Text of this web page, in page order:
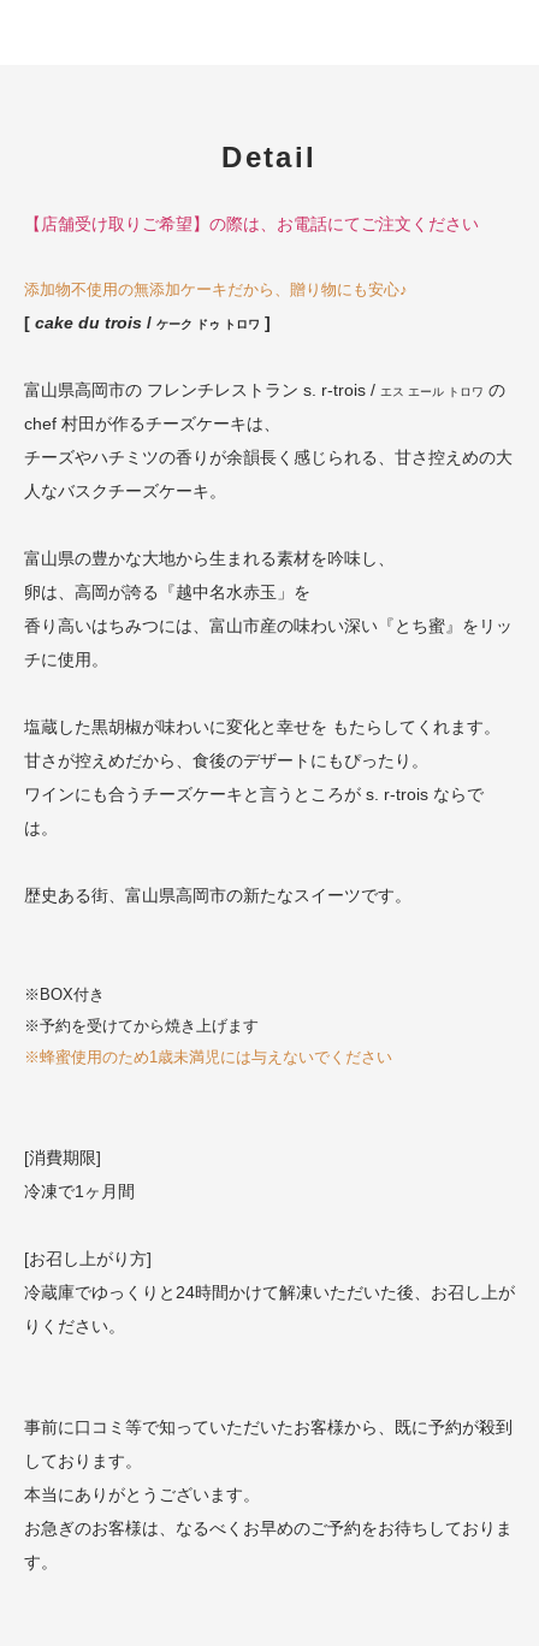
Detail
【店舗受け取りご希望】の際は、お電話にてご注文ください
添加物不使用の無添加ケーキだから、贈り物にも安心♪
[ cake du trois / ケーク ドゥ トロワ ]
富山県高岡市の フレンチレストラン s. r-trois / エス エール トロワ の
chef 村田が作るチーズケーキは、
チーズやハチミツの香りが余韻長く感じられる、甘さ控えめの大
人なバスクチーズケーキ。
富山県の豊かな大地から生まれる素材を吟味し、
卵は、高岡が誇る『越中名水赤玉」を
香り高いはちみつには、富山市産の味わい深い『とち蜜』をリッ
チに使用。
塩蔵した黒胡椒が味わいに変化と幸せを もたらしてくれます。
甘さが控えめだから、食後のデザートにもぴったり。
ワインにも合うチーズケーキと言うところが s. r-trois ならで
は。
歴史ある街、富山県高岡市の新たなスイーツです。
※BOX付き
※予約を受けてから焼き上げます
※蜂蜜使用のため1歳未満児には与えないでください
[消費期限]
冷凍で1ヶ月間
[お召し上がり方]
冷蔵庫でゆっくりと24時間かけて解凍いただいた後、お召し上が
りください。
事前に口コミ等で知っていただいたお客様から、既に予約が殺到
しております。
本当にありがとうございます。
お急ぎのお客様は、なるべくお早めのご予約をお待ちしておりま
す。